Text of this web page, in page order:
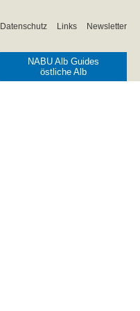
Datenschutz Links Newsletter
NABU Alb Guides
östliche Alb